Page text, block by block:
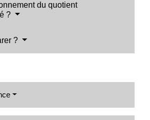
du quotient
?
?